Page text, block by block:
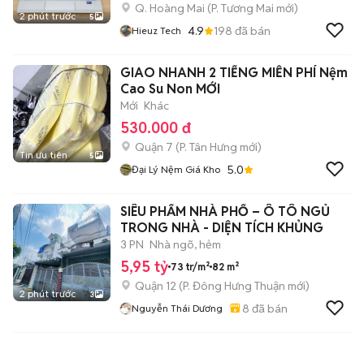
2 phút trước 5
Q. Hoàng Mai (P. Tương Mai mới)
Hieuz Tech 4.9 198 đã bán
Tin ưu tiên 5
GIAO NHANH 2 TIẾNG MIỄN PHÍ Nệm
Cao Su Non MỚI
Mới Khác
530.000 đ
Quận 7 (P. Tân Hưng mới)
Đại Lý Nệm Giá Kho 5.0
2 phút trước 3
SIÊU PHẨM NHÀ PHỐ – Ô TÔ NGỦ
TRONG NHÀ - DIỆN TÍCH KHỦNG
3 PN Nhà ngõ, hẻm
5,95 tỷ 73 tr/m² 82 m²
Quận 12 (P. Đông Hưng Thuận mới)
Nguyễn Thái Dương 8 đã bán